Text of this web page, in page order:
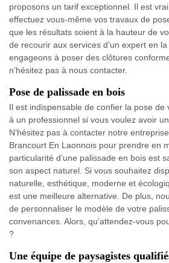
proposons un tarif exceptionnel. Il est
effectuez vous-même vos travaux de
que les résultats soient à la hauteur de
de recourir aux services d’un expert en
engageons à poser des clôtures
n’hésitez pas à nous contacter.
Pose de palissade en bois
Il est indispensable de confier la pose de
à un professionnel si vous voulez avoir
N’hésitez pas à contacter notre
Brancourt En Laonnois pour prendre en
particularité d’une palissade en bois est
son aspect naturel. Si vous souhaitez
naturelle, esthétique, moderne et
est une meilleure alternative. De plus,
de personnaliser le modèle de votre
convenances. Alors, qu’attendez-vous
?
Une équipe de paysagistes